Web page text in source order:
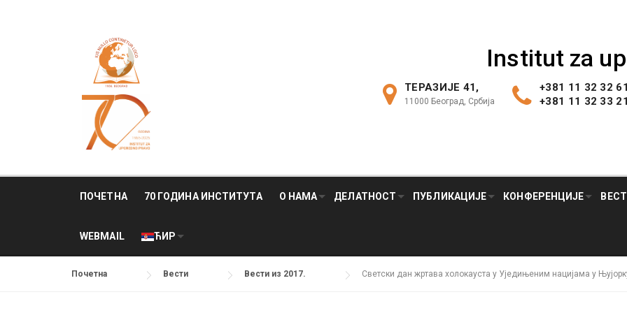
Institut za
ТЕРАЗИЈЕ 41,
11000 Београд, Србија
+381 11 32 32
+381 11 32 33
ПОЧЕТНА 70 ГОДИНА ИНСТИТУТА О НАМА ДЕЛАТНОСТ ПУБЛИКАЦИЈЕ КОНФЕРЕНЦИЈЕ
WEBMAIL ЋИР
Почетна Вести Вести из 2017. Светски дан жртава холокауста у Уједињеним нацијама у